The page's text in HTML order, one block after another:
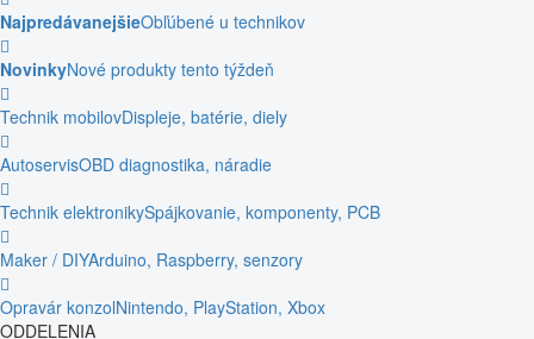
NajpredávanejšieObľúbené u technikov
NovinkyNové produkty tento týždeň
Technik mobilovDispleje, batérie, diely
AutoservisOBD diagnostika, náradie
Technik elektronikySpájkovanie, komponenty, PCB
Maker / DIYArduino, Raspberry, senzory
Opravár konzolNintendo, PlayStation, Xbox
ODDELENIA